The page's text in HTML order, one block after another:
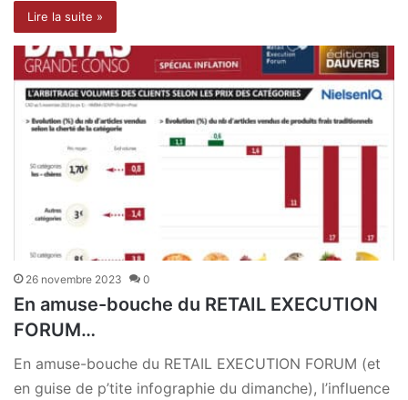
Lire la suite »
26 novembre 2023 0
En amuse-bouche du RETAIL EXECUTION
FORUM…
En amuse-bouche du RETAIL EXECUTION FORUM (et
en guise de p’tite infographie du dimanche), l’influence